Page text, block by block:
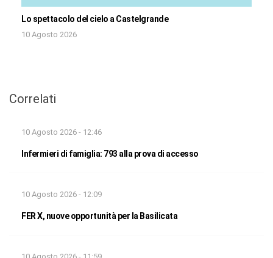
Lo spettacolo del cielo a Castelgrande
10 Agosto 2026
Correlati
10 Agosto 2026 - 12:46
Infermieri di famiglia: 793 alla prova di accesso
10 Agosto 2026 - 12:09
FER X, nuove opportunità per la Basilicata